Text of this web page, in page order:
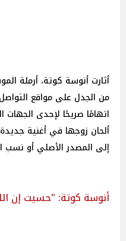
أثارت أنوسة كوتة، أرملة
من الجدل على مواقع
اتهامًا صريحًا لإحدى
ألحان زوجها في أغنية
إلى المصدر الأصلي أو نسب
أنوسة كوتة: "حسيت إن